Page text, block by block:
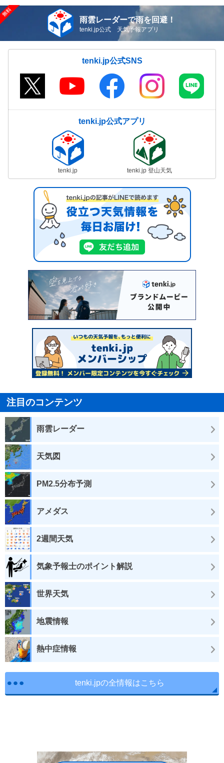
雨雲レーダーで雨を回避！
tenki.jp公式 天気予報アプリ
tenki.jp公式SNS
tenki.jp公式アプリ
tenki.jp tenki.jp 登山天気
注目のコンテンツ
雨雲レーダー
天気図
PM2.5分布予測
アメダス
2週間天気
気象予報士のポイント解説
世界天気
地震情報
熱中症情報
tenki.jpの全情報はこちら